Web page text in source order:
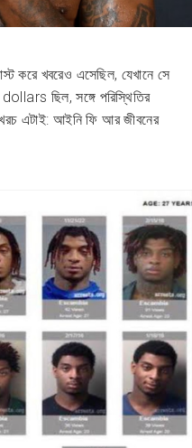
করে খবরেও এসেছিল, যেখানে সে
dollars ছিল, সঙ্গে পরিস্থিতির
এটাই: আইনি ফি আর জীবনের